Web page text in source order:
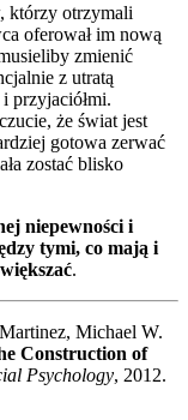
którzy otrzymali
oferował im nową
zmienić
z utratą
przyjaciółmi.
że świat jest
gotowa zerwać
zostać blisko
niepewności i
tymi, co mają i
.
Michael W.
Construction of
Psychology, 2012.